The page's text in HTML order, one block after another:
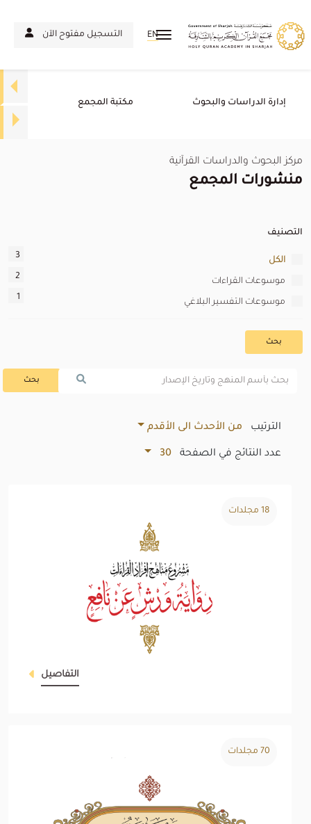
التسجيل مفتوح الآن EN
إدارة الدراسات والبحوث مكتبة المجمع
مركز البحوث والدراسات القرآنية
منشورات المجمع
التصنيف
3
الكل
2
موسوعات القراءات
1
موسوعات التفسير البلاغي
بحث
بحث
الترتيب من الأحدث الى الأقدم
عدد النتائج في الصفحة 30
18 مجلدات
التفاصيل
70 مجلدات